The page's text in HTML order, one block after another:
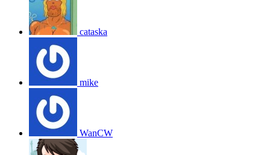
cataska
mike
WanCW